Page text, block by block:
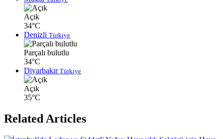
Açık
34°C
Denizli Türkiye
Parçalı bulutlu
34°C
Diyarbakır Türkiye
Açık
35°C
Related Articles